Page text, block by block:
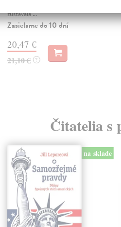
zůstávala ...
Zasielame do 10 dní
20,47 €
21,10 € ?
Čitatelia s
na sklade